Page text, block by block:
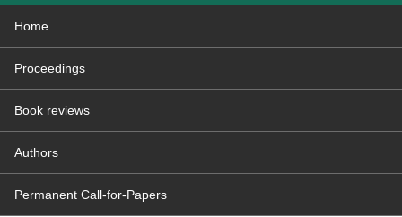
Home
Proceedings
Book reviews
Authors
Permanent Call-for-Papers